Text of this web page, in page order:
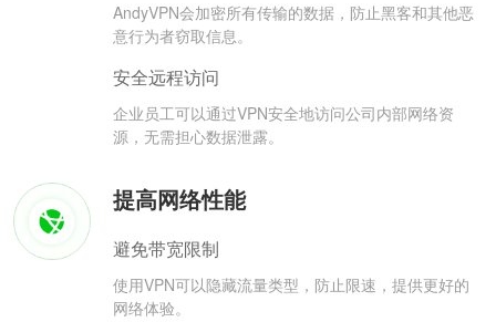
AndyVPN会加密所有传输的数据，防止黑客和其他恶
意行为者窃取信息。
安全远程访问
企业员工可以通过VPN安全地访问公司内部网络资
源，无需担心数据泄露。
提高网络性能
避免带宽限制
使用VPN可以隐藏流量类型，防止限速，提供更好的
网络体验。